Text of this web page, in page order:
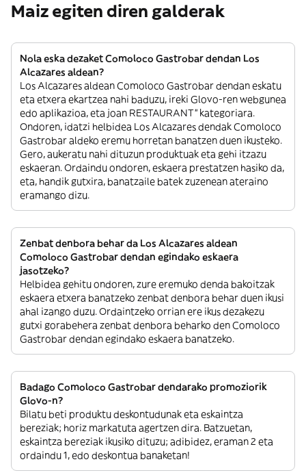
Maiz egiten diren galderak
Nola eska dezaket Comoloco Gastrobar dendan Los
Alcazares aldean?
Los Alcazares aldean Comoloco Gastrobar dendan eskatu
eta etxera ekartzea nahi baduzu, ireki Glovo-ren webgunea
edo aplikazioa, eta joan RESTAURANT” kategoriara.
Ondoren, idatzi helbidea Los Alcazares dendak Comoloco
Gastrobar aldeko eremu horretan banatzen duen ikusteko.
Gero, aukeratu nahi dituzun produktuak eta gehi itzazu
eskaeran. Ordaindu ondoren, eskaera prestatzen hasiko da,
eta, handik gutxira, banatzaile batek zuzenean ateraino
eramango dizu.
Zenbat denbora behar da Los Alcazares aldean
Comoloco Gastrobar dendan egindako eskaera
jasotzeko?
Helbidea gehitu ondoren, zure eremuko denda bakoitzak
eskaera etxera banatzeko zenbat denbora behar duen ikusi
ahal izango duzu. Ordaintzeko orrian ere ikus dezakezu
gutxi gorabehera zenbat denbora beharko den Comoloco
Gastrobar dendan egindako eskaera banatzeko.
Badago Comoloco Gastrobar dendarako promoziorik
Glovo-n?
Bilatu beti produktu deskontudunak eta eskaintza
bereziak; horiz markatuta agertzen dira. Batzuetan,
eskaintza bereziak ikusiko dituzu; adibidez, eraman 2 eta
ordaindu 1, edo deskontua banaketan!